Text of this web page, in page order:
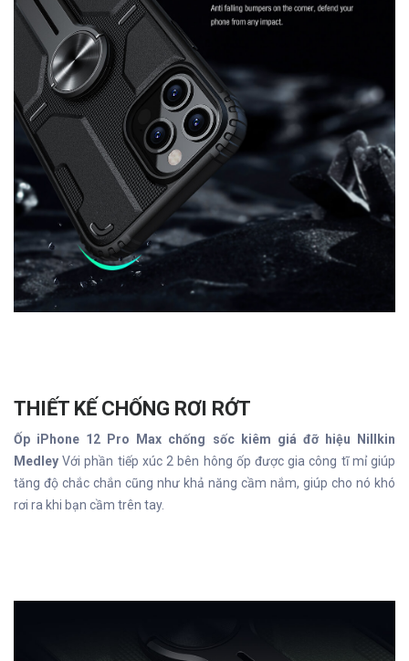
THIẾT KẾ CHỐNG RƠI RỚT
Ốp iPhone 12 Pro Max chống sốc kiêm giá đỡ hiệu Nillkin
Medley Với phần tiếp xúc 2 bên hông ốp được gia công tĩ mỉ giúp
tăng độ chắc chắn cũng như khả năng cầm nắm, giúp cho nó khó
rơi ra khi bạn cầm trên tay.